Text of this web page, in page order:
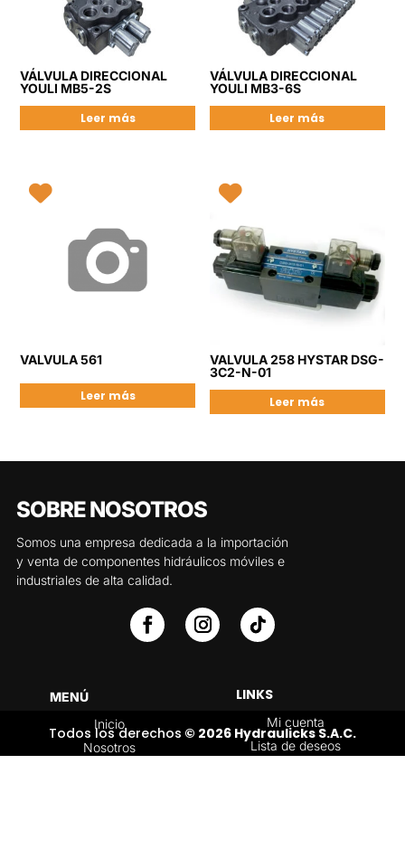
VÁLVULA DIRECCIONAL
YOULI MB5-2S
Leer más
VÁLVULA DIRECCIONAL
YOULI MB3-6S
Leer más
VALVULA 561
Leer más
VALVULA 258 HYSTAR DSG-
3C2-N-01
Leer más
SOBRE NOSOTROS
Somos una empresa dedicada a la importación
y venta de componentes hidráulicos móviles e
industriales de alta calidad.
MENÚ
Inicio
Nosotros
LINKS
Mi cuenta
Lista de deseos
Todos los derechos © 2026 Hydraulicks S.A.C.